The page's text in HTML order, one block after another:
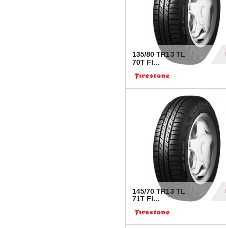
135/80 TR13 TL
70T FI...
145/70 TR13 TL
71T FI...